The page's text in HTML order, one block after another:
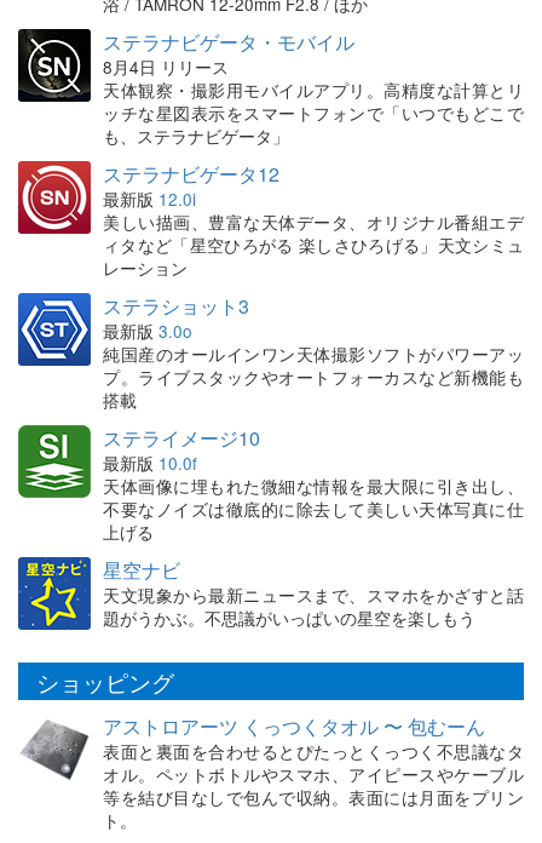
ステラナビゲータ・モバイル
8月4日 リリース
天体観察・撮影用モバイルアプリ。高精度な計算とリ
ッチな星図表示をスマートフォンで「いつでもどこで
も、ステラナビゲータ」
ステラナビゲータ12
最新版 12.0i
美しい描画、豊富な天体データ、オリジナル番組エデ
ィタなど「星空ひろがる 楽しさひろげる」天文シミュ
レーション
ステラショット3
最新版 3.0o
純国産のオールインワン天体撮影ソフトがパワーアッ
プ。ライブスタックやオートフォーカスなど新機能も
搭載
ステライメージ10
最新版 10.0f
天体画像に埋もれた微細な情報を最大限に引き出し、
不要なノイズは徹底的に除去して美しい天体写真に仕
上げる
星空ナビ
天文現象から最新ニュースまで、スマホをかざすと話
題がうかぶ。不思議がいっぱいの星空を楽しもう
ショッピング
アストロアーツ くっつくタオル 〜 包むーん
表面と裏面を合わせるとぴたっとくっつく不思議なタ
オル。ペットボトルやスマホ、アイピースやケーブル
等を結び目なしで包んで収納。表面には月面をプリン
ト。